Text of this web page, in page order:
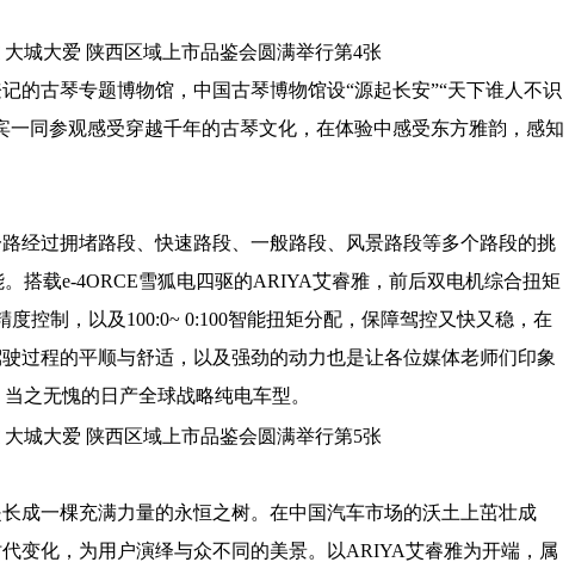
的古琴专题博物馆，中国古琴博物馆设“源起长安”“天下谁人不识
同参观感受穿越千年的古琴文化，在体验中感受东方雅韵，感知
经过拥堵路段、快速路段、一般路段、风景路段等多个路段的挑
搭载e-4ORCE雪狐电四驱的ARIYA艾睿雅，前后双电机综合扭矩
度控制，以及100:0~ 0:100智能扭矩分配，保障驾控又快又稳，在
过程的平顺与舒适，以及强劲的动力也是让各位媒体老师们印象
之无愧的日产全球战略纯电车型。
成一棵充满力量的永恒之树。在中国汽车市场的沃土上茁壮成
变化，为用户演绎与众不同的美景。以ARIYA艾睿雅为开端，属